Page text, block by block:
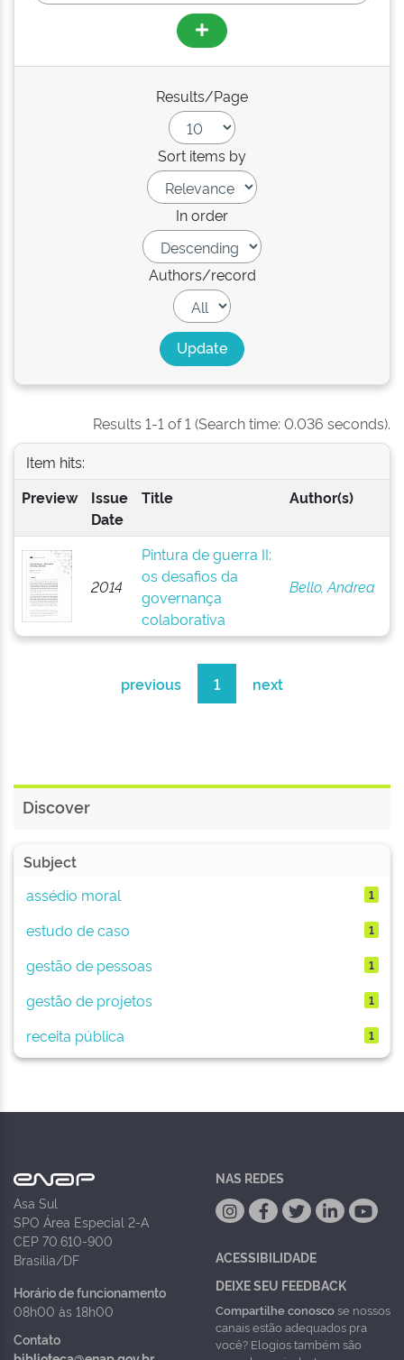
Results/Page
Sort items by
In order
Authors/record
Results 1-1 of 1 (Search time: 0.036 seconds).
Item hits:
Preview
Issue
Date
Title Author(s)
2014
Pintura de guerra II:
os desafios da
governança
colaborativa
Bello, Andrea
previous 1 next
Discover
Subject
assédio moral
1
estudo de caso 1
gestão de pessoas 1
gestão de projetos 1
receita pública 1
Asa Sul
SPO Área Especial 2-A
CEP 70.610-900
Brasília/DF
Horário de funcionamento
08h00 às 18h00
Contato
NAS REDES
ACESSIBILIDADE
DEIXE SEU FEEDBACK
Compartilhe conoscose nossos
canais estão adequados pra
você? Elogios também são